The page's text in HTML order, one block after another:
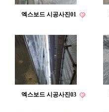
엑스보드 시공사진01
엑스보드 시공사진03